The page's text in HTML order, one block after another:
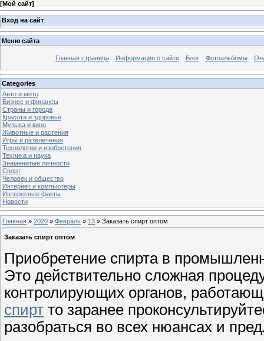
[Мой сайт]
Вход на сайт
Меню сайта
Главная страница Информация о сайте Блог Фотоальбомы
Categories
Авто и мото
Бизнес и финансы
Страны и города
Красота и здоровье
Музыка и кино
Животные и растения
Игры и развлечения
Технологии и изобретения
Техника и наука
Знаменитые личности
Спорт
Человек и общество
Интернет и компьютеры
Интересные факты
Новости
Главная » 2020 » Февраль » 13 » Заказать спирт оптом
Заказать спирт оптом
Приобретение спирта в
Это действительно сложная
контролирующих органов,
спирт то заранее
разобраться во всех нюансах и